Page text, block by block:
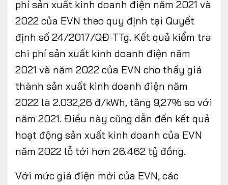
phí sản xuất kinh doanh điện năm 2021 và
2022 của EVN theo quy định tại Quyết
định số 24/2017/QĐ-TTg. Kết quả kiểm tra
chi phí sản xuất kinh doanh điện năm
2021 và năm 2022 của EVN cho thấy giá
thành sản xuất kinh doanh điện năm
2022 là 2.032,26 đ/kWh, tăng 9,27% so với
năm 2021. Điều này cũng dẫn đến kết quả
hoạt động sản xuất kinh doanh của EVN
năm 2022 lỗ tới hơn 26.462 tỷ đồng.
Với mức giá điện mới của EVN, các